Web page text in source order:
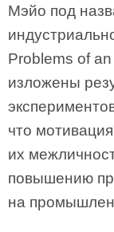
Мэйо под
Problems of
изложены
что
их
повышению
на